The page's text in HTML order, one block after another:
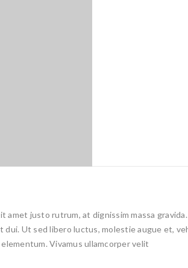
amet justo rutrum, at dignissim massa
Ut sed libero luctus, molestie augue et,
Vivamus ullamcorper velit